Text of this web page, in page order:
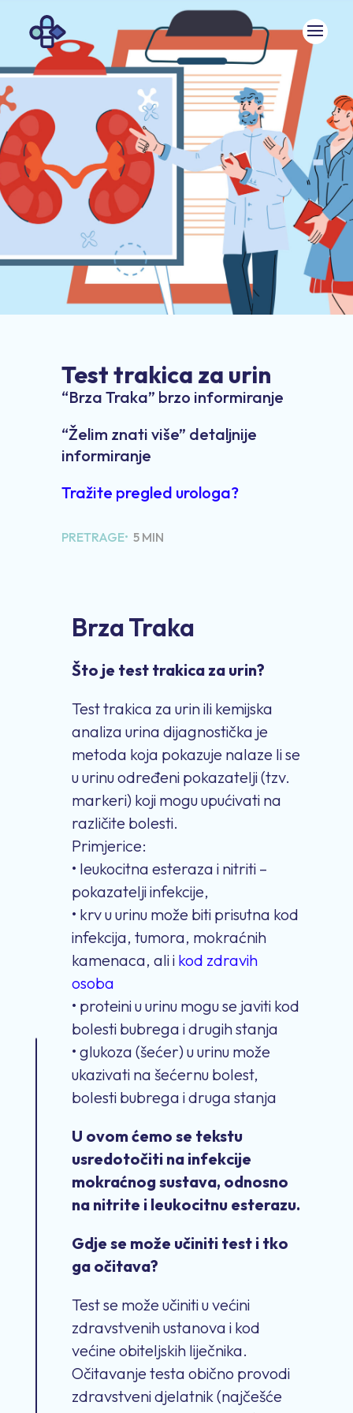
Test trakica za urin
“Brza Traka” brzo informiranje
“Želim znati više” detaljnije
informiranje
Tražite pregled urologa?
PRETRAGE• 5 MIN
Brza Traka
Što je test trakica za urin?
Test trakica za urin ili kemijska
analiza urina dijagnostička je
metoda koja pokazuje nalaze li se
u urinu određeni pokazatelji (tzv.
markeri) koji mogu upućivati na
različite bolesti.
Primjerice:
• leukocitna esteraza i nitriti –
pokazatelji infekcije,
• krv u urinu može biti prisutna kod
infekcija, tumora, mokraćnih
kamenaca, ali i kod zdravih
osoba
• proteini u urinu mogu se javiti kod
bolesti bubrega i drugih stanja
• glukoza (šećer) u urinu može
ukazivati na šećernu bolest,
bolesti bubrega i druga stanja
U ovom ćemo se tekstu
usredotočiti na infekcije
mokraćnog sustava, odnosno
na nitrite i leukocitnu esterazu.
Gdje se može učiniti test i tko
ga očitava?
Test se može učiniti u većini
zdravstvenih ustanova i kod
većine obiteljskih liječnika.
Očitavanje testa obično provodi
zdravstveni djelatnik (najčešće